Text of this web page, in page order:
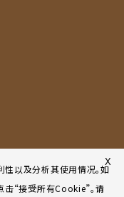
X
以及分析其使用情况。如
击“接受所有Cookie”。请